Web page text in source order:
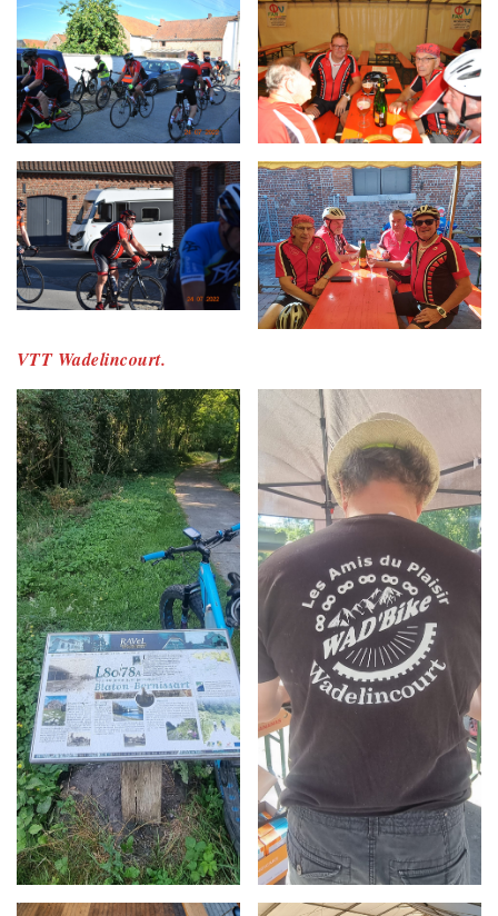
VTT Wadelincourt.